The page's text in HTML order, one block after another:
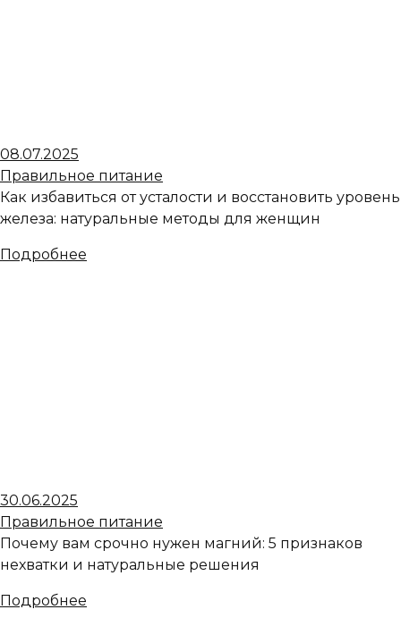
08.07.2025
Правильное питание
Как избавиться от усталости и восстановить уровень
железа: натуральные методы для женщин
Подробнее
30.06.2025
Правильное питание
Почему вам срочно нужен магний: 5 признаков
нехватки и натуральные решения
Подробнее